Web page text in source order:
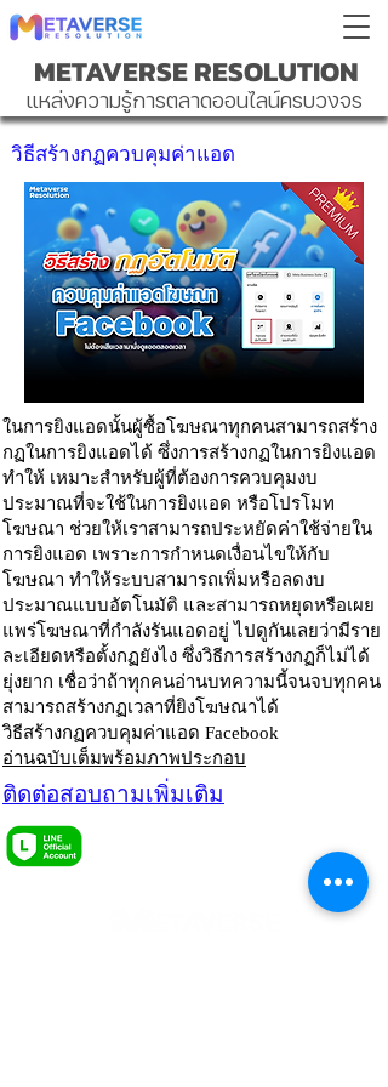
METAVERSE RESOLUTION
แหล่งความรู้การตลาดออนไลน์ครบวงจร
วิธีสร้างกฏควบคุมค่าแอด
ในการยิงแอดนั้นผู้ซื้อโฆษณาทุกคนสามารถสร้าง
กฏในการยิงแอดได้ ซึ่งการสร้างกฏในการยิงแอด
ทำให้ เหมาะสำหรับผู้ที่ต้องการควบคุมงบ
ประมาณที่จะใช้ในการยิงแอด หรือโปรโมท
โฆษณา ช่วยให้เราสามารถประหยัดค่าใช้จ่ายใน
การยิงแอด เพราะการกำหนดเงื่อนไขให้กับ
โฆษณา ทำให้ระบบสามารถเพิ่มหรือลดงบ
ประมาณแบบอัตโนมัติ และสามารถหยุดหรือเผย
แพร่โฆษณาที่กำลังรันแอดอยู่ ไปดูกันเลยว่ามีราย
ละเอียดหรือตั้งกฏยังไง ซึ่งวิธีการสร้างกฏก็ไม่ได้
ยุ่งยาก เชื่อว่าถ้าทุกคนอ่านบทความนี้จนจบทุกคน
สามารถสร้างกฏเวลาที่ยิงโฆษณาได้
วิธีสร้างกฏควบคุมค่าแอด Facebook
อ่านฉบับเต็มพร้อมภาพประกอบ
ติดต่อสอบถามเพิ่มเติม